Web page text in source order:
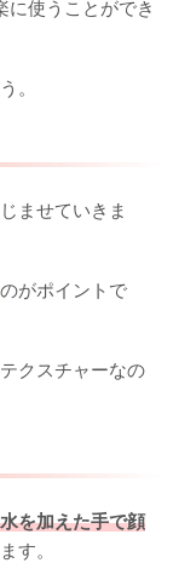
に使うことができ
。
ませていきま
のがポイントで
クスチャーなの
を加えた手で顔
す。